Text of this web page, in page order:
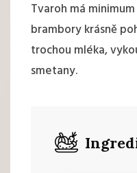
Tvaroh má
brambory krásně
trochou mléka,
smetany.